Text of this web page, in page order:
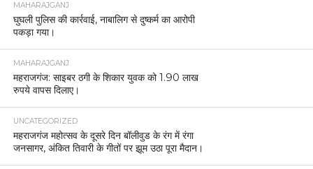
MAHARAJGANJ
घुघली पुलिस की कार्रवाई, नाबालिग से दुष्कर्म का आरोपी
पकड़ा गया।
MAHARAJGANJ
महराजगंज: साइबर ठगी के शिकार युवक को 1.90 लाख
रुपये वापस दिलाए।
UNCATEGORIZED
महराजगंज महोत्सव के दूसरे दिन बॉलीवुड के रंग में रंगा
जनसागर, अंकित तिवारी के गीतों पर झूम उठा पूरा मैदान।